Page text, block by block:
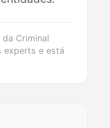
Criminal
experts e está